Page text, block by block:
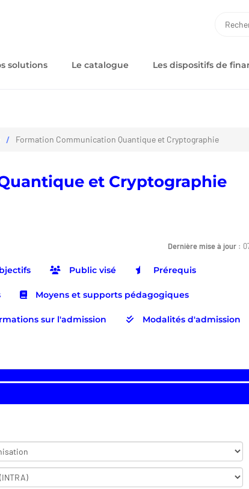
solutions Le catalogue Les dispositifs de
Formation Communication Quantique et Cryptographie
et Cryptographie
Dernière mise à jour :
Public visé Prérequis
Moyens et supports pédagogiques
sur l'admission Modalités d'admission